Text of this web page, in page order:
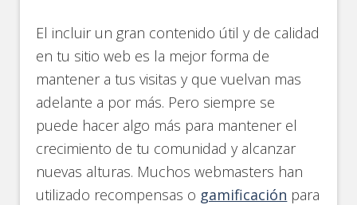
El incluir un gran contenido útil y de calidad
en tu sitio web es la mejor forma de
mantener a tus visitas y que vuelvan mas
adelante a por más. Pero siempre se
puede hacer algo más para mantener el
crecimiento de tu comunidad y alcanzar
nuevas alturas. Muchos webmasters han
utilizado recompensas o gamificación para